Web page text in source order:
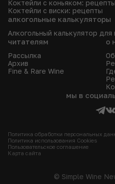
Коктейли с коньяком: рецепты
Коктейли с виски: рецепты
алкогольные калькуляторы
Алкогольный калькулятор
читателям
Рассылка
Архив
Fine & Rare Wine
о
мы в
Политика обработки персональных
Политика использования Сookies
Пользовательское соглашение
Карта сайта
© Simple Wine